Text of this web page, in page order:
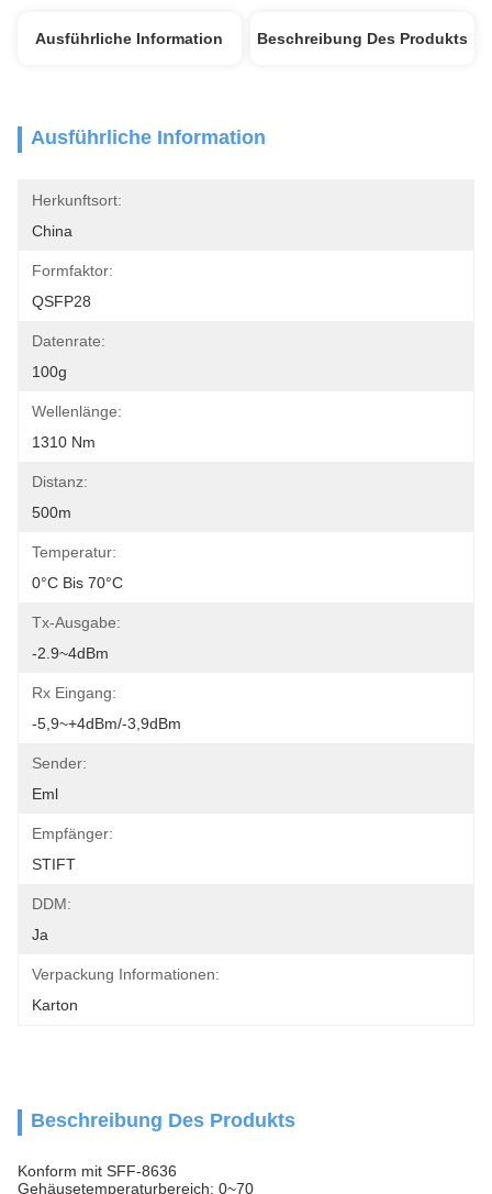
Ausführliche Information Beschreibung Des Produkts
Ausführliche Information
Herkunftsort:
China
Formfaktor:
QSFP28
Datenrate:
100g
Wellenlänge:
1310 Nm
Distanz:
500m
Temperatur:
0°C Bis 70°C
Tx-Ausgabe:
-2.9~4dBm
Rx Eingang:
-5,9~+4dBm/-3,9dBm
Sender:
Eml
Empfänger:
STIFT
DDM:
Ja
Verpackung Informationen:
Karton
Beschreibung Des Produkts
Konform mit SFF-8636
Gehäusetemperaturbereich: 0~70